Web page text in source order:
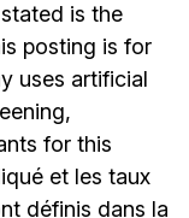
is the
posting is for
uses artificial
for this
et les taux
définis dans la